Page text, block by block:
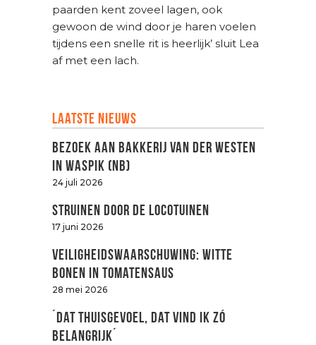
paarden kent zoveel lagen, ook
gewoon de wind door je haren voelen
tijdens een snelle rit is heerlijk’ sluit Lea
af met een lach.
Laatste nieuws
Bezoek aan Bakkerij van der Westen
in Waspik (NB)
24 juli 2026
Struinen door de LOCOtuinen
17 juni 2026
Veiligheidswaarschuwing: witte
bonen in tomatensaus
28 mei 2026
´Dat thuisgevoel, dat vind ik zó
belangrijk´